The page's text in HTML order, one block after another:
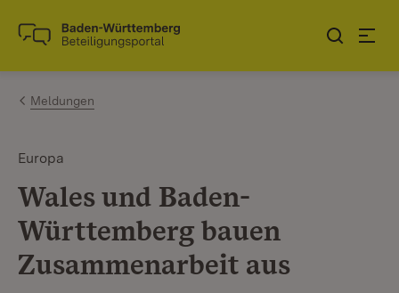
Zum Inhalt springen
Link zur Startseite
Meldungen
Europa
Wales und Baden-
Württemberg bauen
Zusammenarbeit aus